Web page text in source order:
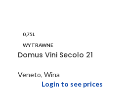
0,75L
WYTRAWNE
Domus Vini Secolo 21
Veneto, Wina
Login to see prices